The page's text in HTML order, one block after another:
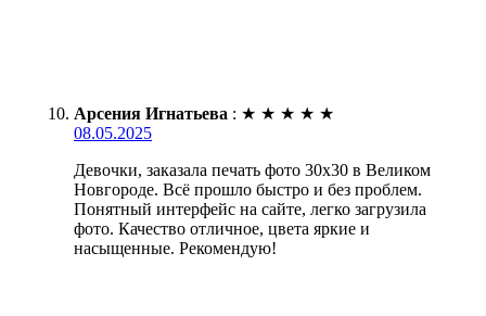
Арсения Игнатьева : ★ ★ ★ ★ ★
08.05.2025
Девочки, заказала печать фото 30х30 в Великом
Новгороде. Всё прошло быстро и без проблем.
Понятный интерфейс на сайте, легко загрузила
фото. Качество отличное, цвета яркие и
насыщенные. Рекомендую!